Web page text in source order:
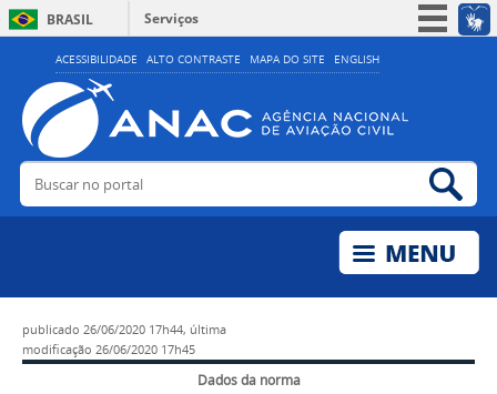
ACESSIBILIDADE ALTO CONTRASTE MAPA DO SITE ENGLISH
BRASIL
Serviços
Simplifique!
Acesso à informação
Legislação
Buscar no portal
publicado 26/06/2020 17h44, última
modificação 26/06/2020 17h45
Dados da norma